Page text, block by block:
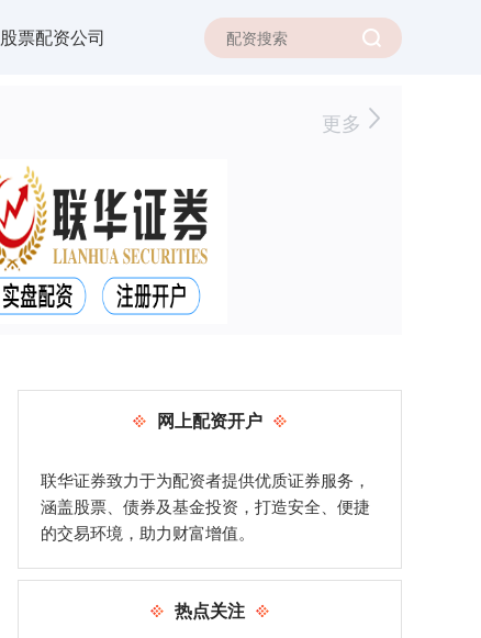
股票配资公司
更多
网上配资开户
联华证券致力于为配资者提供优质证券服务，
涵盖股票、债券及基金投资，打造安全、便捷
的交易环境，助力财富增值。
热点关注